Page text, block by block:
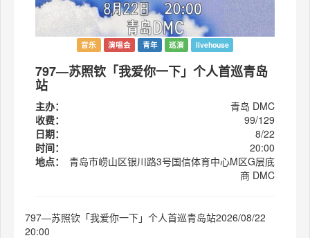
音乐 演唱会 青年 巡演 livehouse
797—苏照钦「我爱你一下」个人首巡青岛
站
主办：
青岛 DMC
收费：
99/129
日期：
8/22
时间：
20:00
地点：
青岛市崂山区银川路3号国信体育中心M区G层底
商 DMC
797—苏照钦「我爱你一下」个人首巡青岛站2026/08/22
20:00